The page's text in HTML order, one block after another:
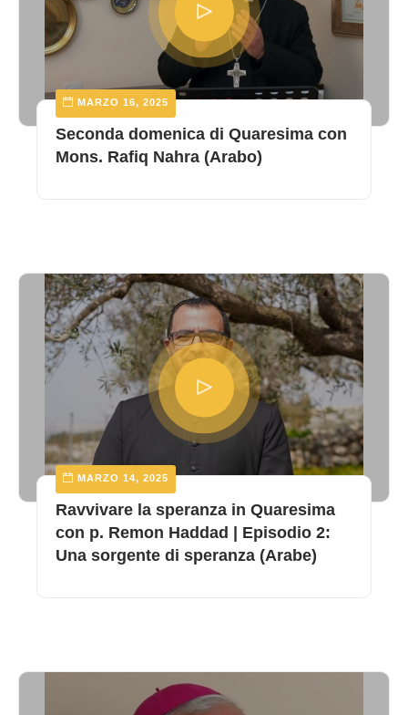
MARZO 16, 2025
Seconda domenica di Quaresima con
Mons. Rafiq Nahra (Arabo)
MARZO 14, 2025
Ravvivare la speranza in Quaresima
con p. Remon Haddad | Episodio 2:
Una sorgente di speranza (Arabe)